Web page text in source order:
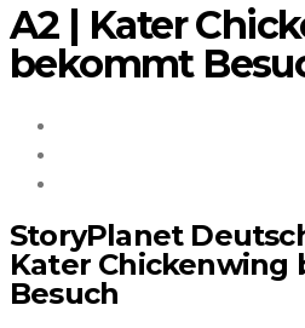
A2 | Kater
bekommt
StoryPlanet
Kater Chickenwing
Besuch